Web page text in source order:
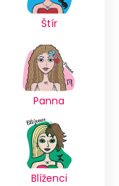
Štír
Panna
Blíženci